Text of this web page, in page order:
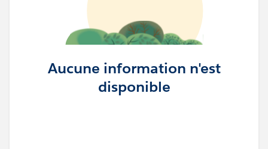
Aucune information n'est
disponible